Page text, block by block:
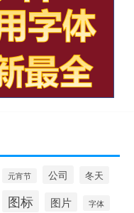
元宵节 公司 冬天
图标 图片 字体